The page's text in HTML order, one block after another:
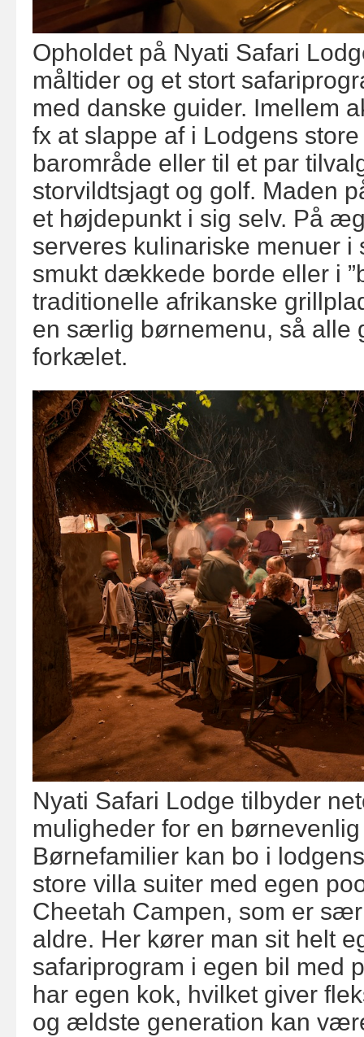
Opholdet på Nyati Safari
måltider og et stort
med danske guider. Imellem
fx at slappe af i Lodgens
barområde eller til et par
storvildtsjagt og golf. Maden
et højdepunkt i sig selv. På
serveres kulinariske menuer
smukt dækkede borde eller i
traditionelle afrikanske
en særlig børnemenu, så alle
forkælet.
Nyati Safari Lodge tilbyder
muligheder for en
Børnefamilier kan bo i
store villa suiter med egen
Cheetah Campen, som er
aldre. Her kører man sit helt
safariprogram i egen bil med
har egen kok, hvilket giver
og ældste generation kan